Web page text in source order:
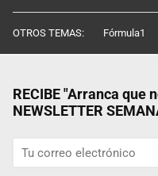
OTROS TEMAS: Fórmula1
RECIBE "Arranca que
NEWSLETTER